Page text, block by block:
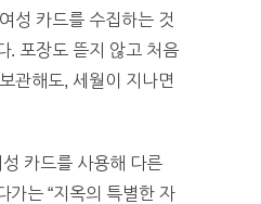
성 카드를 수집하는 것
. 포장도 뜯지 않고 처음
관해도, 세월이 지나면
카드를 사용해 다른
가는 “지옥의 특별한 자